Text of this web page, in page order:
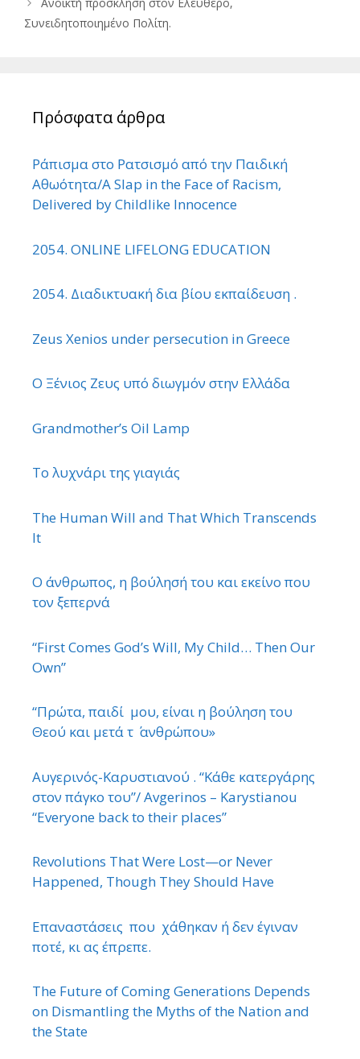
Συνειδητοποιημένο Πολίτη.
Πρόσφατα άρθρα
Ράπισμα στο Ρατσισμό από την Παιδική
Αθωότητα/A Slap in the Face of Racism,
Delivered by Childlike Innocence
2054. ONLINE LIFELONG EDUCATION
2054. Διαδικτυακή δια βίου εκπαίδευση .
Zeus Xenios under persecution in Greece
Ο Ξένιος Ζευς υπό διωγμόν στην Ελλάδα
Grandmother’s Oil Lamp
Το λυχνάρι της γιαγιάς
The Human Will and That Which Transcends
It
Ο άνθρωπος, η βούλησή του και εκείνο που
τον ξεπερνά
“First Comes God’s Will, My Child… Then Our
Own”
“Πρώτα, παιδί μου, είναι η βούληση του
Θεού και μετά τ ΄ ανθρώπου»
Αυγερινός-Καρυστιανού . “Κάθε κατεργάρης
στον πάγκο του”/ Avgerinos – Karystianou
“Εveryone back to their places”
Revolutions That Were Lost—or Never
Happened, Though They Should Have
Επαναστάσεις που χάθηκαν ή δεν έγιναν
ποτέ, κι ας έπρεπε.
The Future of Coming Generations Depends
on Dismantling the Myths of the Nation and
the State